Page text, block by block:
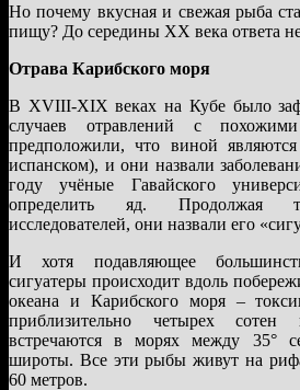
Но почему вкусная и свежая рыба
пищу? До середины XX века ответа
Отрава Карибского моря
В XVIII-XIX веках на Кубе было
случаев отравлений с
предположили, что виной
испанском), и они назвали
году учёные Гавайского
определить яд. Продолжая
исследователей, они назвали его
И хотя подавляющее
сигуатеры происходит вдоль
океана и Карибского моря –
приблизительно четырех
встречаются в морях между 35°
широты. Все эти рыбы живут на
60 метров.